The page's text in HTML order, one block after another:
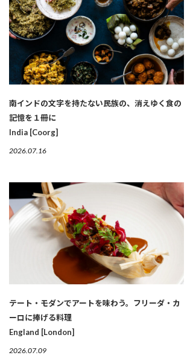
南インドの文字を持たない民族の、消えゆく食の
記憶を１冊に
India [Coorg]
2026.07.16
テート・モダンでアートを味わう。フリーダ・カ
ーロに捧げる料理
England [London]
2026.07.09